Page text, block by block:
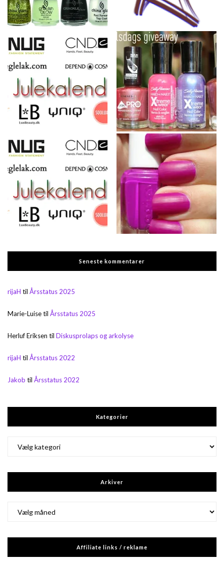
Seneste kommentarer
rijaH til Årsstatus 2025
Marie-Luisetil Årsstatus 2025
Herluf Eriksen til Diskusprolaps og arkolyse
rijaH til Årsstatus 2022
Jakob til Årsstatus 2022
Kategorier
Arkiver
Affiliate links / reklame